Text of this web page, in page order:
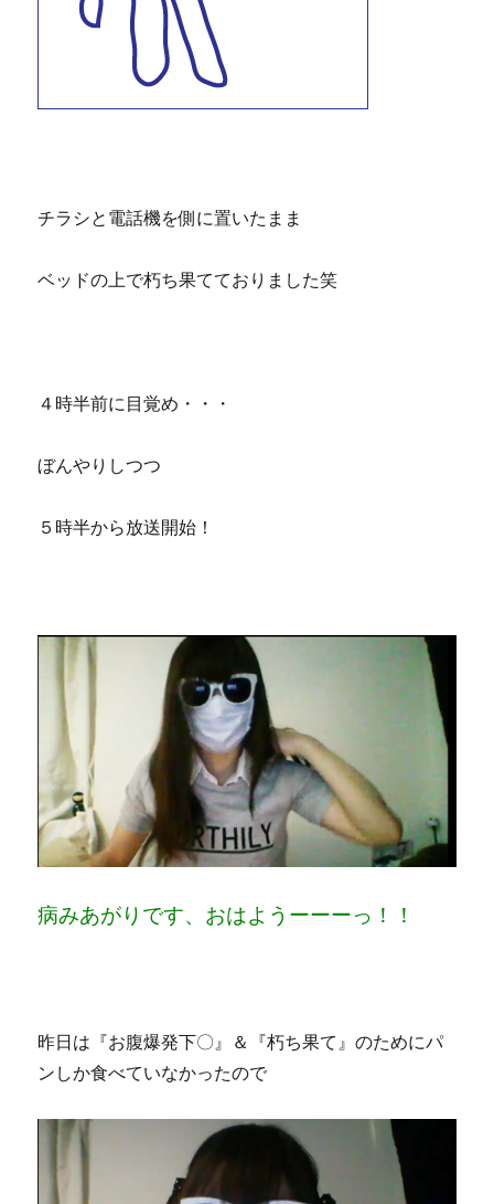
チラシと電話機を側に置いたまま
ベッドの上で朽ち果てておりました笑
４時半前に目覚め・・・
ぼんやりしつつ
５時半から放送開始！
病みあがりです、おはようーーーっ！！
昨日は『お腹爆発下〇』＆『朽ち果て』のためにパ
ンしか食べていなかったので